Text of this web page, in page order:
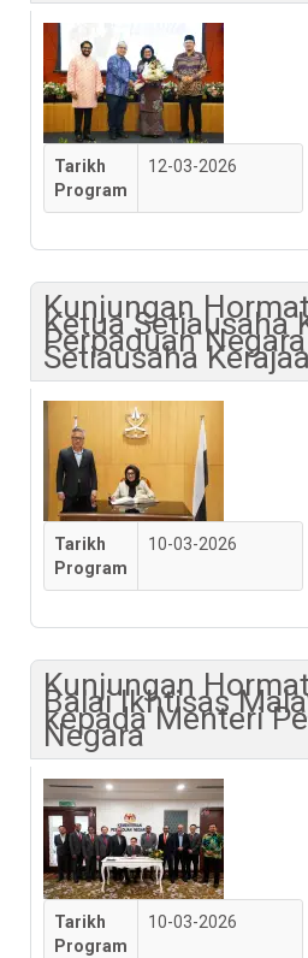
Tarikh
Program
12-03-2026
Kunjungan
Ketua Setiausaha
Perpaduan
Setiausaha
Tarikh
Program
10-03-2026
Kunjungan
Balai Ikhtisas
kepada Menteri
Negara
Tarikh
Program
10-03-2026